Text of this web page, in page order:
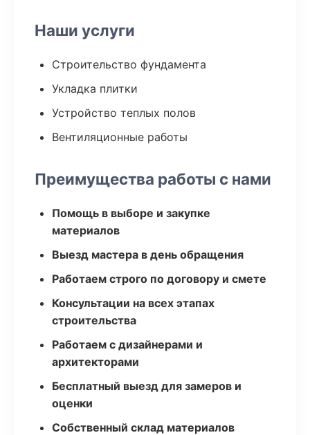
Наши услуги
Строительство фундамента
Укладка плитки
Устройство теплых полов
Вентиляционные работы
Преимущества работы с нами
Помощь в выборе и закупке
материалов
Выезд мастера в день обращения
Работаем строго по договору и смете
Консультации на всех этапах
строительства
Работаем с дизайнерами и
архитекторами
Бесплатный выезд для замеров и
оценки
Собственный склад материалов